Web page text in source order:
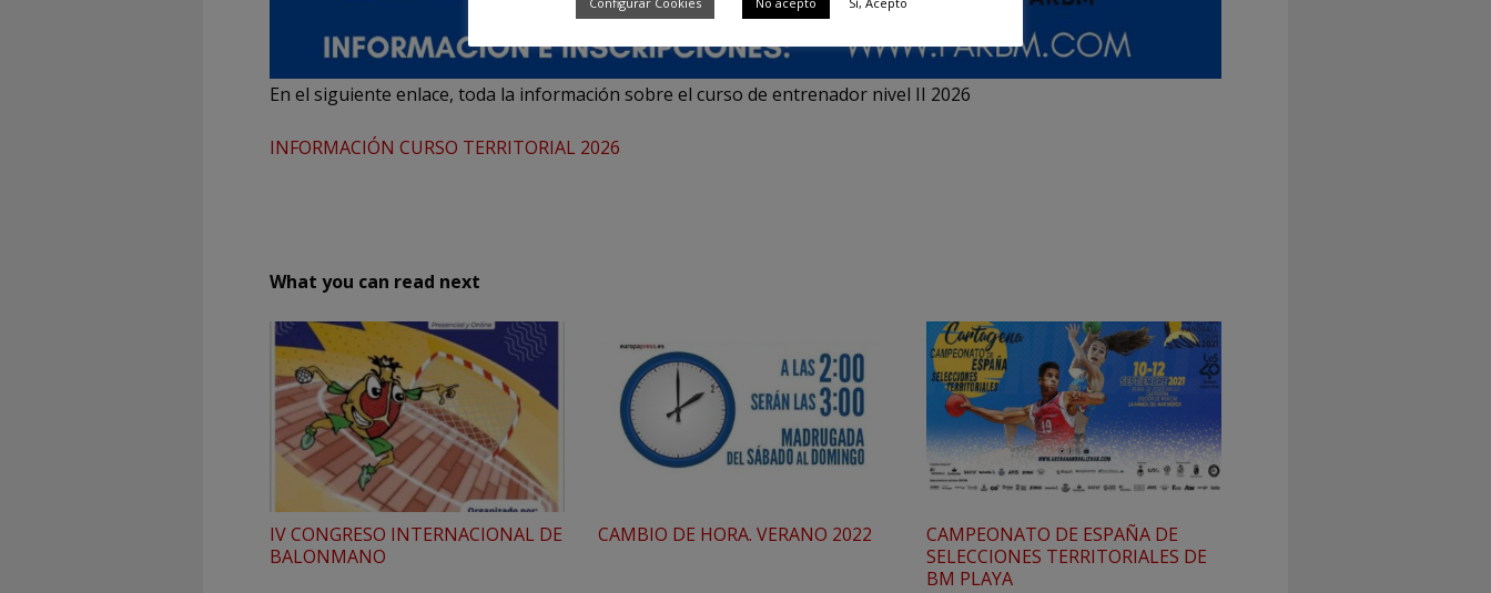
En el siguiente enlace, toda la información sobre el curso de entrenador nivel II 2026
INFORMACIÓN CURSO TERRITORIAL 2026
What you can read next
IV CONGRESO INTERNACIONAL DE
BALONMANO
CAMBIO DE HORA. VERANO 2022
CAMPEONATO DE ESPAÑA DE
SELECCIONES TERRITORIALES DE
BM PLAYA